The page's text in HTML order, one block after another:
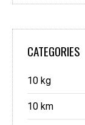
CATEGORIES
10 kg
10 km